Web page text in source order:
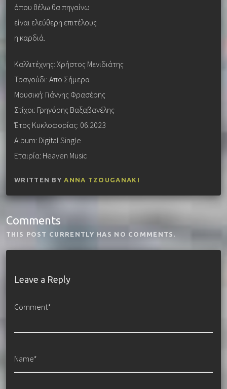
όπου θέλω θα πηγαίνω
είναι ελεύθερη επιτέλους
η καρδιά.
Καλλιτέχνης: Χρήστος Μενιδιάτης
Τραγούδι: Απο Σήμερα
Μουσική: Γιάννης Φρασέρης
Στίχοι: Γρηγόρης Βαξαβανέλης
Έτος Κυκλοφορίας: 06.2023
Album: Digital Single
Εταιρία: Heaven Music
WRITTEN BYANNA TZOUGANAKI
Comments
THIS POST CURRENTLY HAS NO COMMENTS.
Leave a Reply
Comment*
Name*